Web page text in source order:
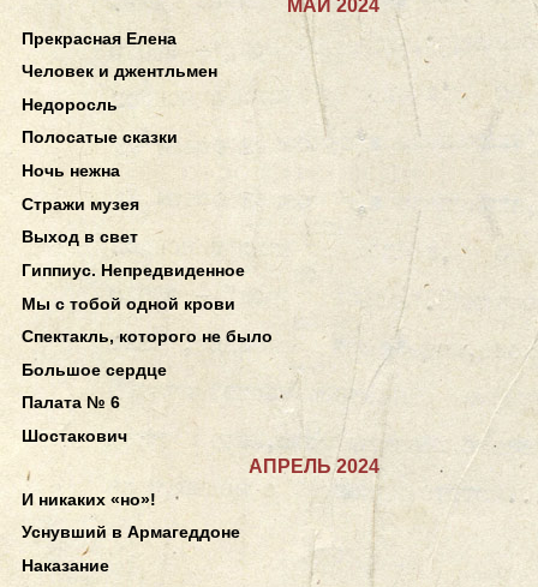
МАЙ 2024
Прекрасная Елена
Человек и джентльмен
Недоросль
Полосатые сказки
Ночь нежна
Стражи музея
Выход в свет
Гиппиус. Непредвиденное
Мы с тобой одной крови
Спектакль, которого не было
Большое сердце
Палата № 6
Шостакович
АПРЕЛЬ 2024
И никаких «но»!
Уснувший в Армагеддоне
Наказание